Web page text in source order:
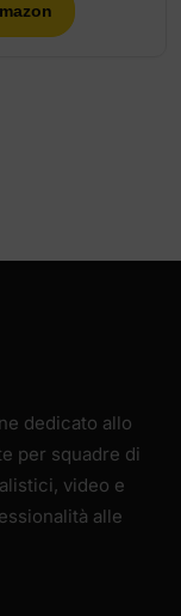
dedicato allo
per squadre di
video e
alle